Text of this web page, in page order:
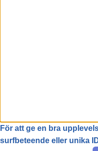
För att ge en bra
surfbeteende eller unika